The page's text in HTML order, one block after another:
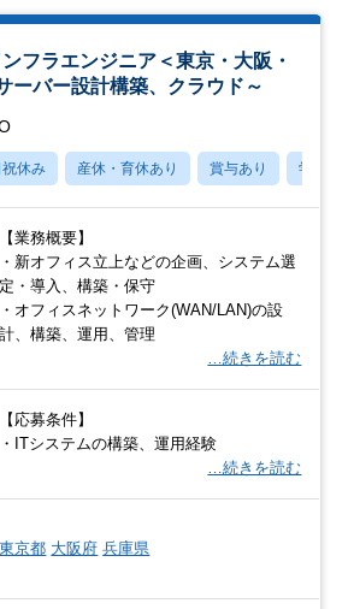
フラエンジニア＜東京・大阪・
ーバー設計構築、クラウド～
祝休み 産休・育休あり 賞与あり 学歴不
【業務概要】
・新オフィス立上などの企画、システム選
定・導入、構築・保守
・オフィスネットワーク(WAN/LAN)の設
計、構築、運用、管理
…続きを読む
【応募条件】
・ITシステムの構築、運用経験
…続きを読む
東京都 大阪府 兵庫県